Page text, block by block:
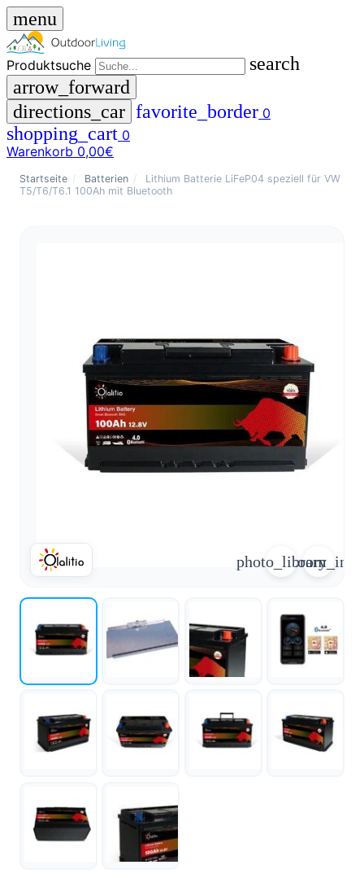
menu
Produktsuche
search
arrow_forward
directions_car favorite_border 0
shopping_cart 0
Warenkorb 0,00€
close
Produktsuche
arrow_forward
favorite_border
Wunschliste
shopping_cart
Warenkorb
helpFAQ
car_repairFahrzeugausbau
articleAlle
Artikel
Support
phone
+39
0471
962
4,6
Google
Facebook
Startseite / Batterien /
Lithium Batterie LiFeP04 speziell für VW
T5/T6/T6.1 100Ah mit Bluetooth
zoom_in
photo_library